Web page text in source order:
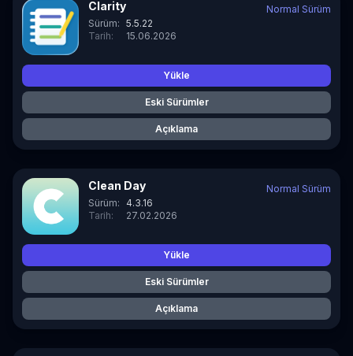
Clarity
Sürüm: 5.5.22
Tarih:
15.06.2026
Normal Sürüm
Yükle
Eski Sürümler
Açıklama
Clean Day
Sürüm:
4.3.16
Tarih:
27.02.2026
Normal Sürüm
Yükle
Eski Sürümler
Açıklama